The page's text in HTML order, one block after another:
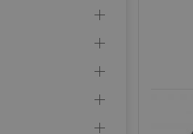
PHPSESSID